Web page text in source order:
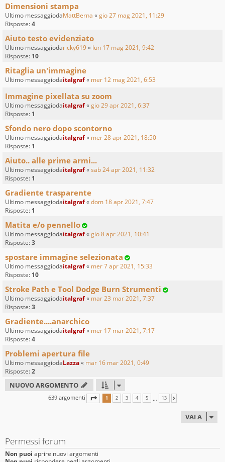
Dimensioni stampa
Ultimo messaggiodaMattBerna «gio 27 mag 2021, 11:29
Risposte:4
Aiuto testo evidenziato
Ultimo messaggiodaricky619« lun 17 mag 2021, 9:42
Risposte: 10
Ritaglia un'immagine
Ultimo messaggiodaitalgraf« mer 12 mag 2021, 6:53
Immagine pixellata su zoom
Ultimo messaggiodaitalgraf«gio 29 apr 2021, 6:37
Risposte: 1
Sfondo nero dopo scontorno
Ultimo messaggiodaitalgraf« mer 28 apr 2021, 18:50
Risposte: 1
Aiuto.. alle prime armi...
Ultimo messaggiodaitalgraf«sab 24 apr 2021, 11:32
Risposte: 1
Gradiente trasparente
Ultimo messaggiodaitalgraf«dom 18 apr 2021, 7:47
Risposte: 1
Matita e/o pennello
Ultimo messaggiodaitalgraf«gio 8 apr 2021, 10:41
Risposte:3
spostare immagine selezionata
Ultimo messaggiodaitalgraf« mer 7 apr 2021, 15:33
Risposte: 10
Stroke Path e Tool Dodge Burn Strumenti
Ultimo messaggiodaitalgraf« mar 23 mar 2021, 7:37
Risposte:3
Gradiente....anarchico
Ultimo messaggiodaitalgraf« mer 17 mar 2021, 7:17
Risposte:4
Problemi apertura file
Ultimo messaggiodaLazza« mar 16 mar 2021, 0:49
Risposte:2
NUOVO ARGOMENTO
639 argomenti PAGINA 1DI 13
1 2 3 4 5 … 13
VAI A
Permessi forum
Non puoi aprire nuovi argomenti